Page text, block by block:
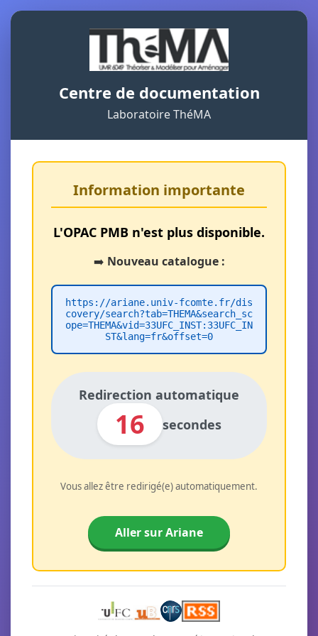
Centre de documentation
Laboratoire ThéMA
Information importante
L'OPAC PMB n'est plus disponible.
➡️ Nouveau catalogue :
https://ariane.univ-fcomte.fr/dis
covery/search?tab=THEMA&search_sc
ope=THEMA&vid=33UFC_INST:33UFC_IN
ST&lang=fr&offset=0
Redirection automatique
16 secondes
Vous allez être redirigé(e) automatiquement.
Aller sur Ariane